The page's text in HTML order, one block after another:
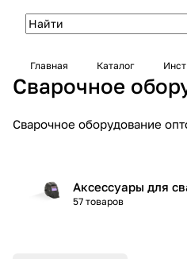
Главная Каталог
Сварочное
Сварочное оборудование
Аксессуары для
57 товаров